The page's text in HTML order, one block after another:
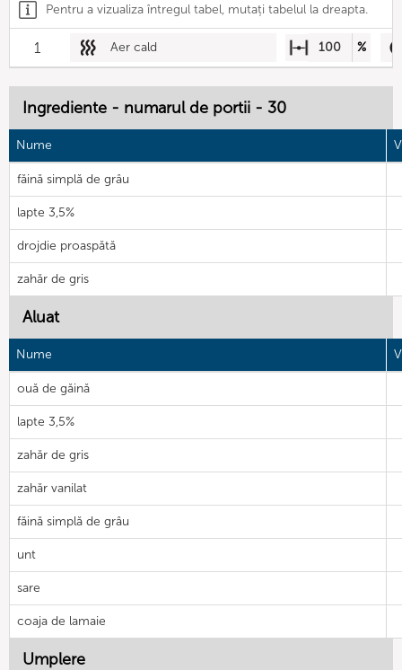
Pentru a vizualiza întregul tabel, mutați tabelul la dreapta.
1 Aer cald 100 %
Ingrediente - numarul de portii - 30
Nume
făină simplă de grâu
lapte 3,5%
drojdie proaspătă
zahăr de gris
Aluat
Nume
ouă de găină
lapte 3,5%
zahăr de gris
zahăr vanilat
făină simplă de grâu
unt
sare
coaja de lamaie
Umplere